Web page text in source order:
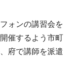
ォンの講習会を
催するよう市町
府で講師を派遣